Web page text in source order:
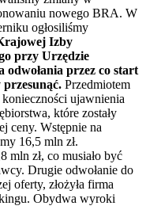
nowego BRA. W
ogłosiliśmy
Izby
przy Urzędzie
odwołania przez co start
przesunąć. Przedmiotem
ujawnienia
które zostały
ceny. Wstępnie na
16,5 mln zł.
mln zł, co musiało być
Drugie odwołanie do
oferty, złożyła firma
Obydwa wyroki